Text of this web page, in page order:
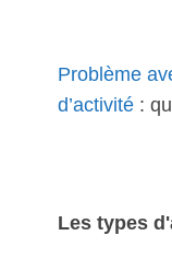
Problème
d’activité :
Les types